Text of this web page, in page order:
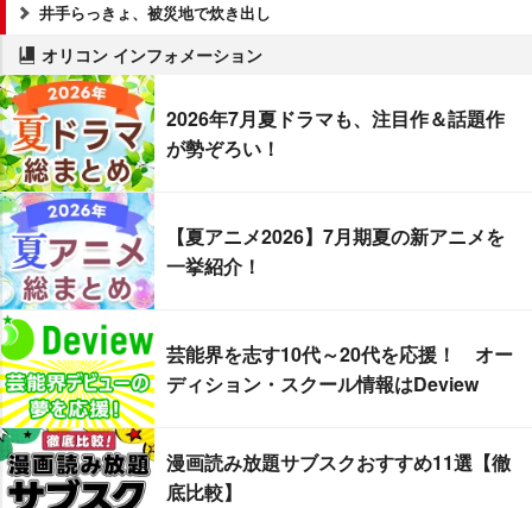
井手らっきょ、被災地で炊き出し
オリコン インフォメーション
2026年7月夏ドラマも、注目作＆話題作
が勢ぞろい！
【夏アニメ2026】7月期夏の新アニメを
一挙紹介！
芸能界を志す10代～20代を応援！ オー
ディション・スクール情報はDeview
漫画読み放題サブスクおすすめ11選【徹
底比較】